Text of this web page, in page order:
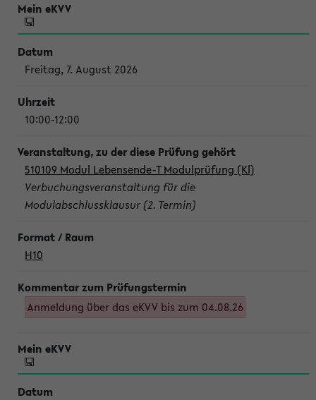
Freitag, 7. August 2026
10:00-12:00
510109 Modul Lebensende-T Modulprüfung (Kl)
Verbuchungsveranstaltung für die
Modulabschlussklausur (2. Termin)
H10
Anmeldung über das eKVV bis zum 04.08.26